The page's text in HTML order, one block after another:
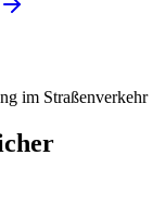
im Straßenverkehr